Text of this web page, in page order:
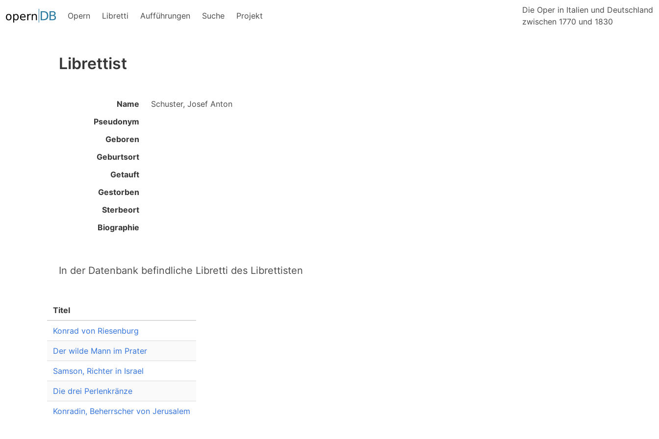
Opern Libretti Aufführungen Suche Projekt
Die Oper in Italien und Deutschland
zwischen 1770 und 1830
Librettist
Name
Schuster, Josef Anton
Pseudonym
Geboren
Geburtsort
Getauft
Gestorben
Sterbeort
Biographie
In der Datenbank befindliche Libretti des Librettisten
Titel
Konrad von Riesenburg
Der wilde Mann im Prater
Samson, Richter in Israel
Die drei Perlenkränze
Konradin, Beherrscher von Jerusalem